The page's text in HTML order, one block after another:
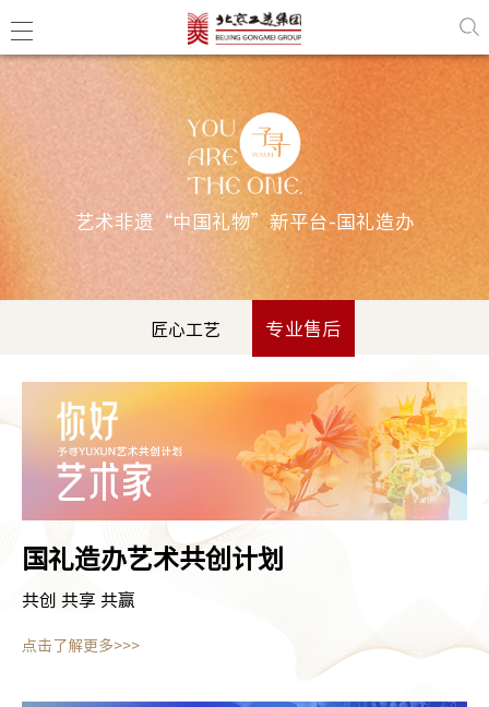
艺术非遗“中国礼物”新平台-国礼造办
匠心工艺 专业售后
点击了解更多>>>
国礼造办艺术共创计划
共创 共享 共赢